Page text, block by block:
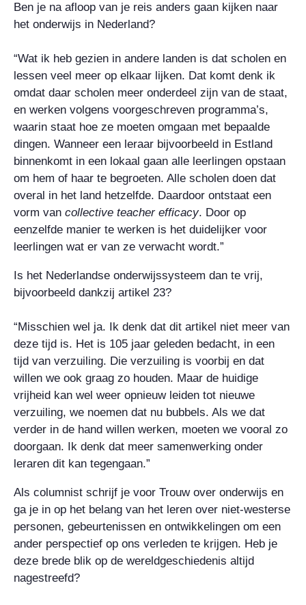
Ben je na afloop van je reis anders gaan kijken naar
het onderwijs in Nederland?
“Wat ik heb gezien in andere landen is dat scholen en
lessen veel meer op elkaar lijken. Dat komt denk ik
omdat daar scholen meer onderdeel zijn van de staat,
en werken volgens voorgeschreven programma’s,
waarin staat hoe ze moeten omgaan met bepaalde
dingen. Wanneer een leraar bijvoorbeeld in Estland
binnenkomt in een lokaal gaan alle leerlingen opstaan
om hem of haar te begroeten. Alle scholen doen dat
overal in het land hetzelfde. Daardoor ontstaat een
vorm van collective teacher efficacy. Door op
eenzelfde manier te werken is het duidelijker voor
leerlingen wat er van ze verwacht wordt.”
Is het Nederlandse onderwijssysteem dan te vrij,
bijvoorbeeld dankzij artikel 23?
“Misschien wel ja. Ik denk dat dit artikel niet meer van
deze tijd is. Het is 105 jaar geleden bedacht, in een
tijd van verzuiling. Die verzuiling is voorbij en dat
willen we ook graag zo houden. Maar de huidige
vrijheid kan wel weer opnieuw leiden tot nieuwe
verzuiling, we noemen dat nu bubbels. Als we dat
verder in de hand willen werken, moeten we vooral zo
doorgaan. Ik denk dat meer samenwerking onder
leraren dit kan tegengaan.”
Als columnist schrijf je voor Trouw over onderwijs en
ga je in op het belang van het leren over niet-westerse
personen, gebeurtenissen en ontwikkelingen om een
ander perspectief op ons verleden te krijgen. Heb je
deze brede blik op de wereldgeschiedenis altijd
nagestreefd?